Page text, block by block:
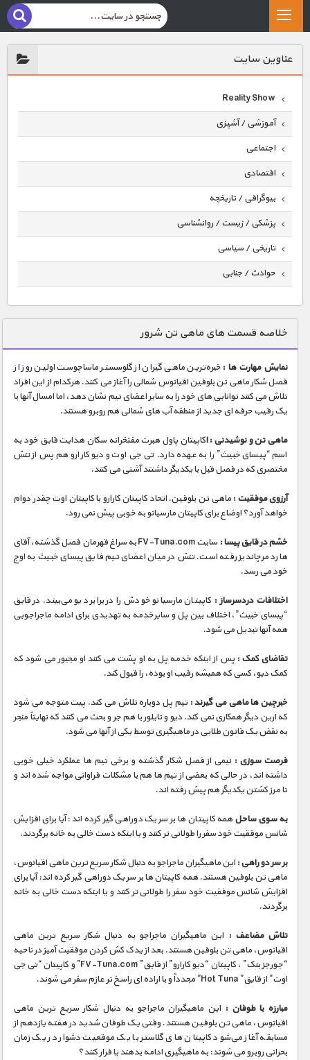
عناوين سايت
Reality Show
آموزشی / آشپزی
اجتماعی
اقتصادی
بیوگرافی / تاریخچه
پزشکی / زیست / روانشناسی
تاریخی / سیاسی
حوادث / جنایی
دنیای خوراکی ها
زمین شناسی / محیط زیست
سازه/ معماری/ مهندسی
سرگرمی
طبیعت
علم و فناوری
فرهنگ / هنر
کیهان / نجوم
گردشگری
ماورایی
مسابقات / ورزشی
مستند های اختصاصی
خلاصه قسمت های ماهی تن شرور
نمایش مهارت ها : خبره‌ترین ماهی گیران از گلوسستر ماساچوست اولین روز از
فصل شکار ماهی تن بلوفین اقیانوس شمالی را آغاز می کنند. هرکدام از این افراد
تلاش می کنند توانایی های خود را به سایر اعضای تیم نشان دهد، اما امسال آنها با
یک رقیب حرفه ای جدید از منطقه آب های شمالی هم روبرو هستند.
ماهی تن و نوشیدنی : اکاپیتان پاول هبرت مفتخرانه سکان هدایت قایق خود به
اسم “پیسای خبیث” را به عهده دارد. تی جی اوت و دیو کارارو هم پس از تنش
مختصری که در فصل قبل با یکدیگر داشتند آشتی می کنند.
آرزوی موفقیت : ماهی تن بلوفین. اتحاد کاپیتان کارارو با کاپیتان اوت چقدر دوام
خواهد آورد؟ اوضاع برای کاپیتان مارسیانو به خوبی پیش نمی رود.
خشم در قایق پیسا :
سایت FV-Tuna.com به سراغ قهرمان فصل گذشته، آقای
هارد مرچاندیز رفته است. تنش در میان اعضای تیم قایق پیسای خبیث به اوج
خود می رسد.
اختلافات دردسرساز :کاپیتان مارسیانو خودش را در برابر دیو می‌بیند. در قایق
“پیسای خبیث”، اختلاف بین پل و سایرخدمه به تهدیدی برای ادامه ماجراجویی
همه آنها تبدیل می شود.
تقاضای کمک :پس از اینکه خدمه پل به او پشت می کنند او مجبور می شود که
کمک دیو، کسی که همیشه رقیب او بوده، را قبول کند.
خبرچین ها ماهی می گیرند : تیم پل دوباره تلاش می کند. پیت متوجه می شود
که ارین دیگر همکاری نمی کند. دیو و تایلور با هم جر و بحث می کنند که نهایتاً منجر
به نقض یک قانون طلایی در ماهیگیری توسط یکی از آنها می شود.
فرصت سوزی : نیمی از فصل شکار گذشته و برخی تیم ها عملکرد خیلی خوبی
داشته اند، در حالی که بعضی از تیم ها هم با مشکلات فراوانی مواجه شده اند و
تا مرز کشتن یکدیگر هم پیش رفته اند.
به سوی ساحلهمه کاپیتان ها بر سر یک دوراهی گیر کرده اند: آیا برای افزایش
شانس موفقیت خود سفر را طولانی تر کنند و یا اینکه دست خالی به خانه برگردند.
بر سر دو راهی : این ماهیگیران ماجراجو به دنبال شکار سریع ترین ماهی اقیانوس،
ماهی تن بلوفین هستند. همه کاپیتان ها بر سر یک دوراهی گیر کرده اند: آیا برای
افزایش شانس موفقیت خود سفر را طولانی تر کنند و یا اینکه دست خالی به خانه
برگردند.
تلاش مضاعف : این ماهیگیران ماجراجو به دنبال شکار سریع ترین ماهی
اقیانوس، ماهی تن بلوفین هستند. بعد از یدک کش کردن موفقیت آمیز در ناحیه
“جورجز بنک” ، کاپیتان “دیو کارارو” از قایق” FV-Tuna.com” و کاپیتان “تی جی
اوت” از قایق” Hot Tuna” مجدداً و با اراده ای راسخ تر عازم سفر می شوند.
مبارزه با طوفان : این ماهیگیران ماجراجو به دنبال شکار سریع ترین ماهی
اقیانوس، ماهی تن بلوفین هستند. وقتی یک طوفان شدید در هفته یازدهم از
مسابقه آغاز می‌شود کاپیتان های گلاستر با یک موقعیت دشوار در یک زمان
بحرانی روبرو می شوند: به ماهیگیری ادامه بدهند یا فرار کنند؟